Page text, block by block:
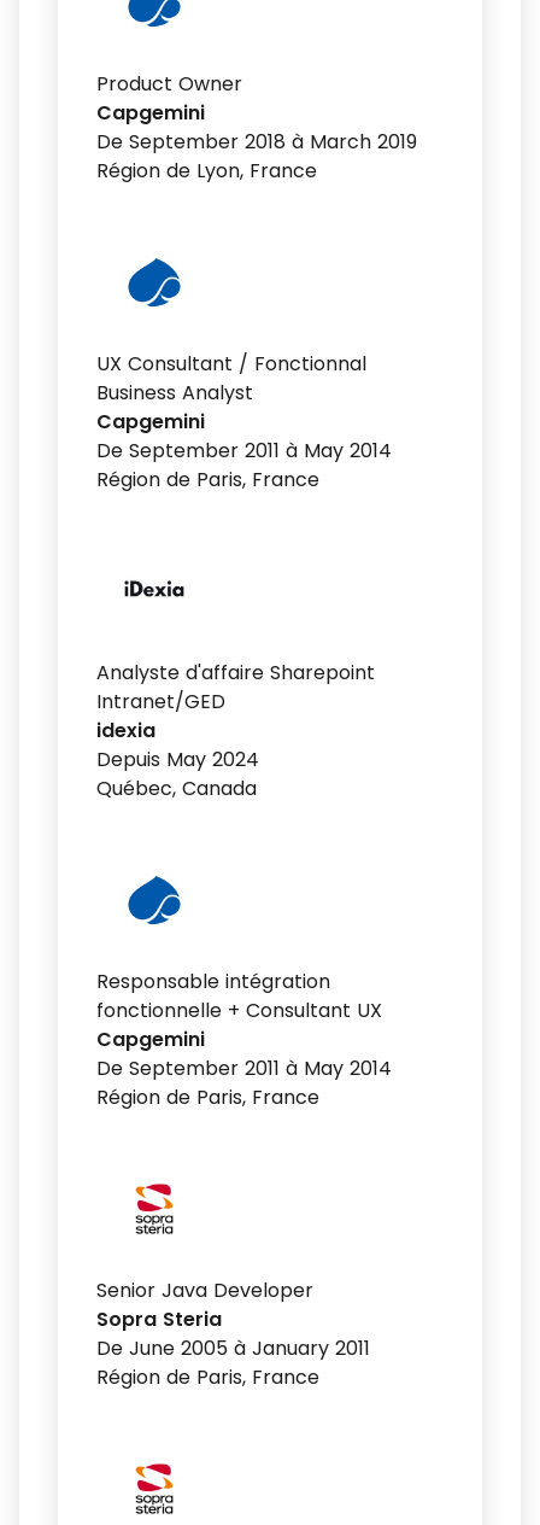
Product Owner
Capgemini
De September 2018 à March 2019
Région de Lyon, France
UX Consultant / Fonctionnal
Business Analyst
Capgemini
De September 2011 à May 2014
Région de Paris, France
Analyste d'affaire Sharepoint
Intranet/GED
idexia
Depuis May 2024
Québec, Canada
Responsable intégration
fonctionnelle + Consultant UX
Capgemini
De September 2011 à May 2014
Région de Paris, France
Senior Java Developer
Sopra Steria
De June 2005 à January 2011
Région de Paris, France